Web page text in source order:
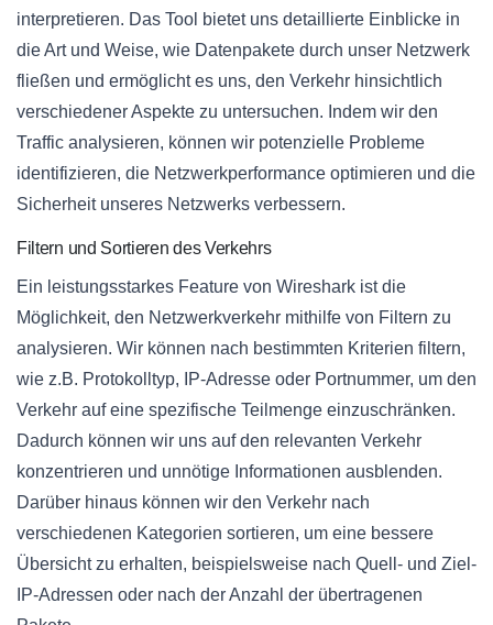
interpretieren. Das Tool bietet uns detaillierte Einblicke in
die Art und Weise, wie Datenpakete durch unser Netzwerk
fließen und ermöglicht es uns, den Verkehr hinsichtlich
verschiedener Aspekte zu untersuchen. Indem wir den
Traffic analysieren, können wir potenzielle Probleme
identifizieren, die Netzwerkperformance optimieren und die
Sicherheit unseres Netzwerks verbessern.
Filtern und Sortieren des Verkehrs
Ein leistungsstarkes Feature von Wireshark ist die
Möglichkeit, den Netzwerkverkehr mithilfe von Filtern zu
analysieren. Wir können nach bestimmten Kriterien filtern,
wie z.B. Protokolltyp, IP-Adresse oder Portnummer, um den
Verkehr auf eine spezifische Teilmenge einzuschränken.
Dadurch können wir uns auf den relevanten Verkehr
konzentrieren und unnötige Informationen ausblenden.
Darüber hinaus können wir den Verkehr nach
verschiedenen Kategorien sortieren, um eine bessere
Übersicht zu erhalten, beispielsweise nach Quell- und Ziel-
IP-Adressen oder nach der Anzahl der übertragenen